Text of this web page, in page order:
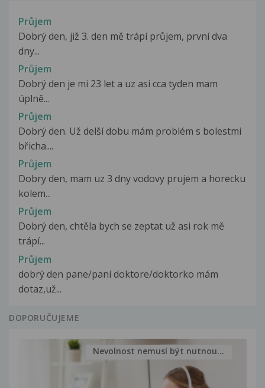
Průjem
Dobrý den, již 3. den mě trápí průjem, první dva
dny...
Průjem
Dobrý den je mi 23 let a uz asi cca tyden mam
úplně...
Průjem
Dobrý den. Už delší dobu mám problém s bolestmi
břicha....
Průjem
Dobry den, mam uz 3 dny vodovy prujem a horecku
kolem...
Průjem
Dobrý den, chtěla bych se zeptat už asi rok mě
trápí...
Průjem
dobrý den pane/paní doktore/doktorko mám
dotaz,už...
DOPORUČUJEME
Nevolnost nemusí být nutnou...